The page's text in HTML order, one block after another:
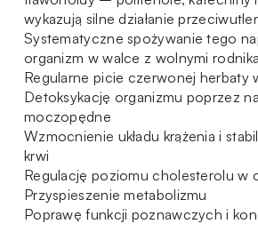
wykazują silne działanie
Systematyczne spożywanie tego
organizm w walce z wolnymi
Regularne picie czerwonej herbaty
Detoksykację organizmu poprzez
moczopędne
Wzmocnienie układu krążenia i
krwi
Regulację poziomu cholesterolu w
Przyspieszenie metabolizmu
Poprawę funkcji poznawczych i